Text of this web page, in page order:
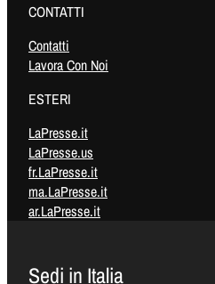
CONTATTI
Contatti
Lavora Con Noi
ESTERI
LaPresse.it
LaPresse.us
fr.LaPresse.it
ma.LaPresse.it
ar.LaPresse.it
Sedi in Italia